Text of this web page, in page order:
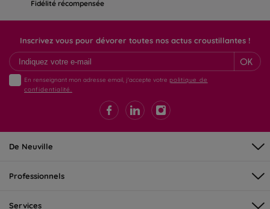
Fidélité récompensée
Inscrivez vous pour dévorer toutes nos actus croustillantes !
OK
En renseignant mon adresse email, j'accepte votre politique de
confidentialité.
De Neuville
Professionnels
Services